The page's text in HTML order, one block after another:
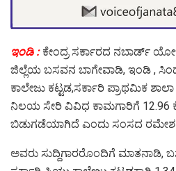
ಇಂಡಿ : ಕೇಂದ್ರ ಸರ್ಕಾರದ ನಬಾರ್ಡ್
ಜಿಲ್ಲೆಯ ಬಸವನ ಬಾಗೇವಾಡಿ, ಇಂಡಿ ,
ಕಾಲೇಜು ಕಟ್ಟಡ,ಸರ್ಕಾರಿ ಪ್ರಾಥಮಿಕ
ನಿಲಯ ಸೇರಿ ವಿವಿಧ ಕಾಮಗಾರಿಗೆ 12.96
ಬಿಡುಗಡೆಯಾಗಿದೆ ಎಂದು ಸಂಸದ
ಅವರು ಸುದ್ದಿಗಾರರೊಂದಿಗೆ ಮಾತನಾಡಿ,